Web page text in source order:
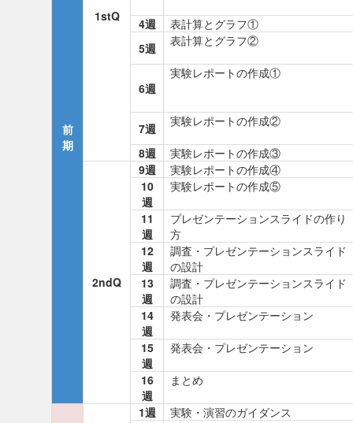
前
期
1stQ 4週
表計算とグラフ①
5週
表計算とグラフ②
6週
実験レポートの作成①
7週 実験レポートの作成②
8週 実験レポートの作成③
2ndQ
9週
実験レポートの作成④
10
週
実験レポートの作成⑤
11
週
プレゼンテーションスライドの作り
方
12
週
調査・プレゼンテーションスライド
の設計
13
週
調査・プレゼンテーションスライド
の設計
14
週
発表会・プレゼンテーション
15
週
発表会・プレゼンテーション
16
週
まとめ
1週
実験・演習のガイダンス